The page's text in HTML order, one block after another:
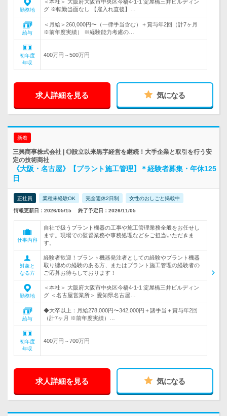
勤務地
＜本社＞ 大阪府大阪市中央区今橋4-1-1 淀屋橋三井ビルディン
グ ※転勤当面なし 【雇入れ直後】…
給与
＜月給＞260,000円〜（一律手当含む）＋賞与年2回（計7ヶ月
※前年度実績） ※経験能力考慮の…
初年度
年収
400万円～500万円
求人詳細を見る 気になる
新着
三興商事株式会社 | ◎設立以来黒字経営を継続！大手企業と取引を行う安
定の技術商社
《大阪・名古屋》【プラント施工管理】＊経験者募集・年休125
日
正社員 業種未経験OK 完全週休2日制 女性のおしごと掲載中
情報更新日：2026/05/15 終了予定日：2026/11/05
仕事内容
自社で扱うプラント機器の工事や施工管理業務全般をお任せし
ます。現場での監督業務や事務処理などをご担当いただきま
す。
対象と
なる方
経験者歓迎！プラント機器発注者としての経験やプラント機器
取り纏めの経験のある方、またはプラント施工管理の経験者の
ご応募お待ちしております！
勤務地
＜本社＞ 大阪府大阪市中央区今橋4-1-1 淀屋橋三井ビルディン
グ ＜名古屋営業所＞ 愛知県名古屋…
給与
◆大卒以上：月給278,000円〜342,000円＋諸手当＋賞与年2回
（計7ヶ月 ※前年度実績）…
初年度
年収
400万円～700万円
求人詳細を見る 気になる